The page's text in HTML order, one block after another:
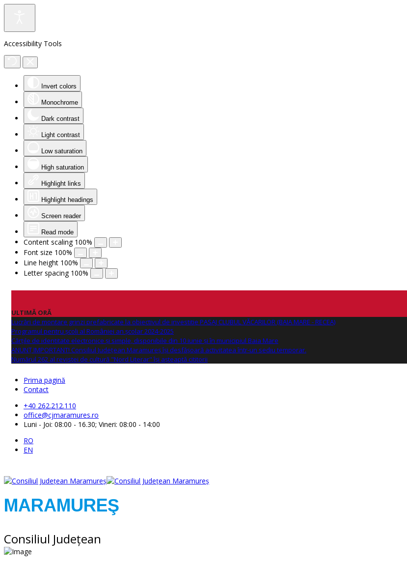
Accessibility Tools
Invert colors
Monochrome
Dark contrast
Light contrast
Low saturation
High saturation
Highlight links
Highlight headings
Screen reader
Read mode
Content scaling 100%
Font size 100%
Line height 100%
Letter spacing 100%
ULTIMĂ ORĂ
Lucrări de montare grinzi prefabricate la obiectivul de investitie PASAJ CLUBUL VĂCARILOR (BAIA MARE - RECEA)
Programul pentru școli al României an școlar 2024-2025
Cărțile de identitate electronice și simple, disponibile din 10 iunie și în municipiul Baia Mare
ANUNŢ IMPORTANT! Consiliul Județean Maramureș își desfășoară activitatea într-un sediu temporar.
Numărul 262 al revistei de cultură "Nord Literar" își așteaptă cititorii
Prima pagină
Contact
+40 262.212.110
office@cjmaramures.ro
Luni - Joi: 08:00 - 16.30; Vineri: 08:00 - 14:00
RO
EN
MARAMUREŞ
Consiliul Judeţean